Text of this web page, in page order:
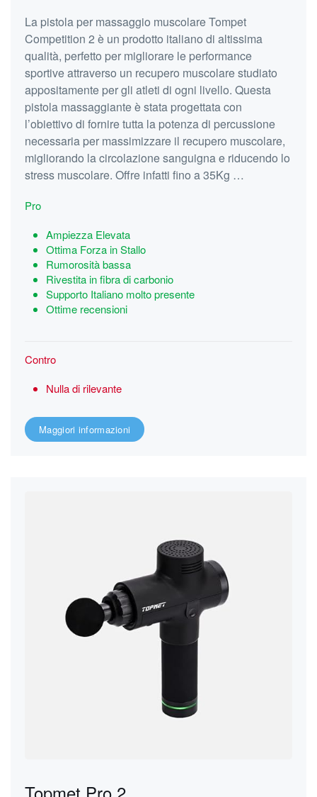
La pistola per massaggio muscolare Tompet
Competition 2 è un prodotto italiano di altissima
qualità, perfetto per migliorare le performance
sportive attraverso un recupero muscolare studiato
appositamente per gli atleti di ogni livello. Questa
pistola massaggiante è stata progettata con
l’obiettivo di fornire tutta la potenza di percussione
necessaria per massimizzare il recupero muscolare,
migliorando la circolazione sanguigna e riducendo lo
stress muscolare. Offre infatti fino a 35Kg …
Pro
Ampiezza Elevata
Ottima Forza in Stallo
Rumorosità bassa
Rivestita in fibra di carbonio
Supporto Italiano molto presente
Ottime recensioni
Contro
Nulla di rilevante
Maggiori informazioni